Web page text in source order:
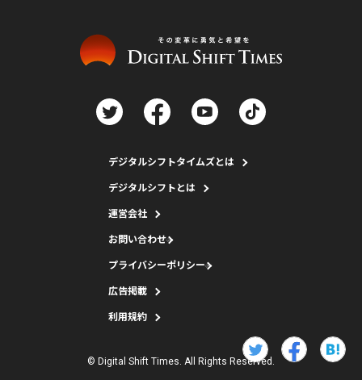
デジタルシフトタイムズとは
デジタルシフトとは
運営会社
お問い合わせ
プライバシーポリシー
広告掲載
利用規約
© Digital Shift Times. All Rights Reserved.